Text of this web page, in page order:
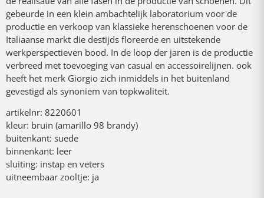
gebeurde in een klein ambachtelijk laboratorium voor de
productie en verkoop van klassieke herenschoenen voor de
Italiaanse markt die destijds floreerde en uitstekende
werkperspectieven bood. In de loop der jaren is de productie
verbreed met toevoeging van casual en accessoirelijnen. ook
heeft het merk Giorgio zich inmiddels in het buitenland
gevestigd als synoniem van topkwaliteit.
artikelnr: 8220601
kleur: bruin (amarillo 98 brandy)
buitenkant: suede
binnenkant: leer
sluiting: instap en veters
uitneembaar zooltje: ja